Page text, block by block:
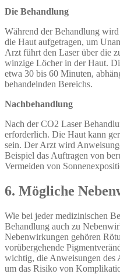
Die Behandlung
Während der Behandlung
die Haut aufgetragen, um
Arzt führt den Laser über die
winzige Löcher in der Haut.
etwa 30 bis 60 Minuten,
behandelnden Bereichs.
Nachbehandlung
Nach der CO2 Laser
erforderlich. Die Haut kann
sein. Der Arzt wird
Beispiel das Auftragen von
Vermeiden von
6. Mögliche
Wie bei jeder medizinischen
Behandlung auch zu
Nebenwirkungen gehören
vorübergehende
wichtig, die Anweisungen des
um das Risiko von